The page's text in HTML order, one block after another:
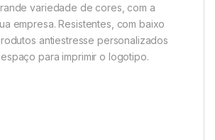
variedade de cores, com a
empresa. Resistentes, com baixo
antiestresse personalizados
para imprimir o logotipo.